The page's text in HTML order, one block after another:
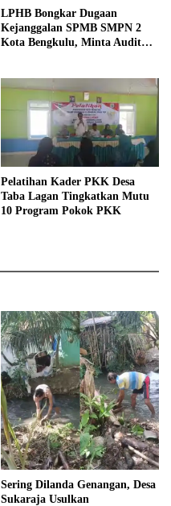
LPHB Bongkar Dugaan
Kejanggalan SPMB SMPN 2
Kota Bengkulu, Minta Audit
Pelatihan Kader PKK Desa
Taba Lagan Tingkatkan Mutu
10 Program Pokok PKK
Sering Dilanda Genangan, Desa
Sukaraja Usulkan